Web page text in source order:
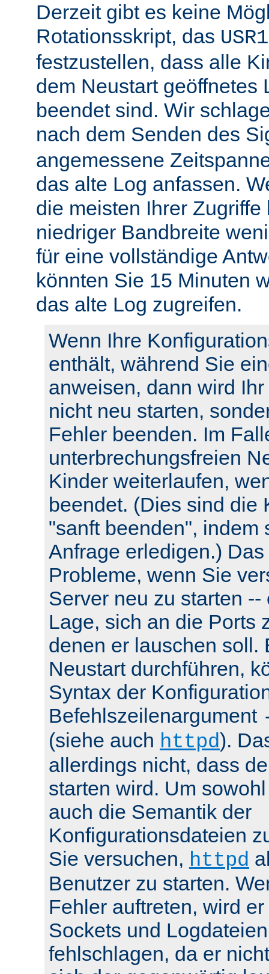
Derzeit gibt es keine
Rotationsskript, das USR1
festzustellen, dass alle
dem Neustart geöffnetes
beendet sind. Wir
nach dem Senden des
angemessene
das alte Log anfassen.
die meisten Ihrer
niedriger Bandbreite
für eine vollständige
könnten Sie 15 Minuten
das alte Log zugreifen.
Wenn Ihre
enthält, während Sie
anweisen, dann wird
nicht neu starten,
Fehler beenden. Im
unterbrechungsfreien
Kinder weiterlaufen,
beendet. (Dies sind die
"sanft beenden", indem
Anfrage erledigen.)
Probleme, wenn Sie
Server neu zu starten
Lage, sich an die Ports
denen er lauschen soll.
Neustart durchführen,
Syntax der
Befehlszeilenargument
(siehe auch httpd).
allerdings nicht, dass
starten wird. Um
auch die Semantik der
Konfigurationsdateien
Sie versuchen, httpd
Benutzer zu starten.
Fehler auftreten, wird
Sockets und
fehlschlagen, da er